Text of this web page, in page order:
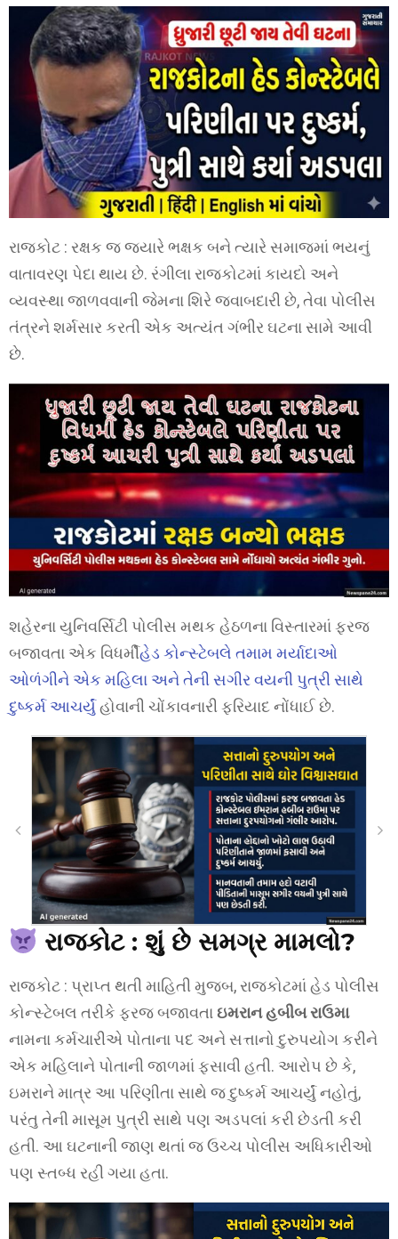
રાજકોટ : રક્ષક જ જ્યારે ભક્ષક બને ત્યારે સમાજમાં ભયનું
વાતાવરણ પેદા થાય છે. રંગીલા રાજકોટમાં કાયદો અને
વ્યવસ્થા જાળવવાની જેમના શિરે જવાબદારી છે, તેવા પોલીસ
તંત્રને શર્મસાર કરતી એક અત્યંત ગંભીર ઘટના સામે આવી
છે.
શહેરના યુનિવર્સિટી પોલીસ મથક હેઠળના વિસ્તારમાં ફરજ
બજાવતા એક વિધર્મીહેડ કોન્સ્ટેબલે તમામ મર્યાદાઓ
ઓળંગીને એક મહિલા અને તેની સગીર વયની પુત્રી સાથે
દુષ્કર્મ આચર્યુંહોવાની ચોંકાવનારી ફરિયાદ નોંધાઈ છે.
રાજકોટ : શું છે સમગ્ર મામલો?
રાજકોટ : પ્રાપ્ત થતી માહિતી મુજબ, રાજકોટમાં હેડ પોલીસ
કોન્સ્ટેબલ તરીકે ફરજ બજાવતાઇમરાન હબીબ રાઉમા
નામના કર્મચારીએ પોતાના પદ અને સત્તાનો દુરુપયોગ કરીને
એક મહિલાને પોતાની જાળમાં ફસાવી હતી. આરોપ છે કે,
ઇમરાને માત્ર આ પરિણીતા સાથે જ દુષ્કર્મ આચર્યું નહોતું,
પરંતુ તેની માસૂમ પુત્રી સાથે પણ અડપલાં કરી છેડતી કરી
હતી. આ ઘટનાની જાણ થતાં જ ઉચ્ચ પોલીસ અધિકારીઓ
પણ સ્તબ્ધ રહી ગયા હતા.